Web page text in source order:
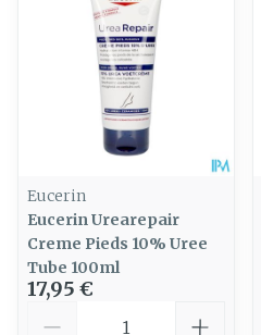
Eucerin
Eucerin Urearepair
Creme Pieds 10% Uree
Tube 100ml
17,95 €